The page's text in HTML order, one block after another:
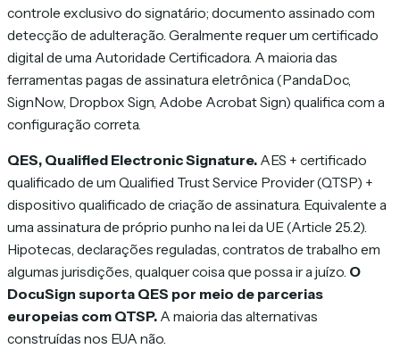
controle exclusivo do signatário; documento assinado com
detecção de adulteração. Geralmente requer um certificado
digital de uma Autoridade Certificadora. A maioria das
ferramentas pagas de assinatura eletrônica (PandaDoc,
SignNow, Dropbox Sign, Adobe Acrobat Sign) qualifica com a
configuração correta.
QES, Qualified Electronic Signature. AES + certificado
qualificado de um Qualified Trust Service Provider (QTSP) +
dispositivo qualificado de criação de assinatura. Equivalente a
uma assinatura de próprio punho na lei da UE (Article 25.2).
Hipotecas, declarações reguladas, contratos de trabalho em
algumas jurisdições, qualquer coisa que possa ir a juízo. O
DocuSign suporta QES por meio de parcerias
europeias com QTSP. A maioria das alternativas
construídas nos EUA não.